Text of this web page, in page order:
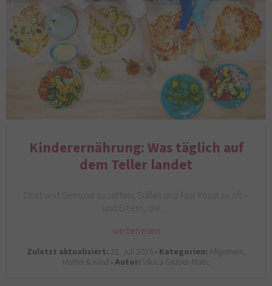
Kinderernährung: Was täglich auf
dem Teller landet
Obst und Gemüse zu selten, Süßes und Fast Food zu oft –
und Eltern, die…
weiterlesen
Zuletzt aktualisiert: 22. Juli 2026 •Kategorien: Allgemein,
Mutter & Kind •Autor:Vikica Gruber-Matic